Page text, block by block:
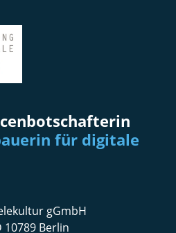
für digitale
gGmbH
Berlin